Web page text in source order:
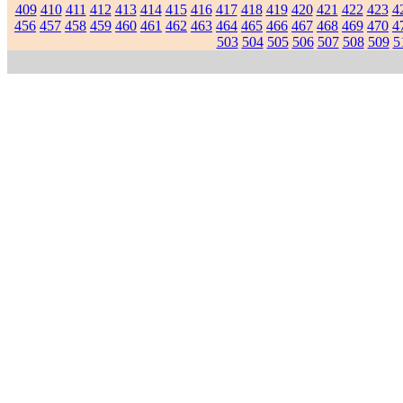
409 410 411 412 413 414 415 416 417 418 419 420 421 422 423
456 457 458 459 460 461 462 463 464 465 466 467 468 469 470
503 504 505 506 507 508 509